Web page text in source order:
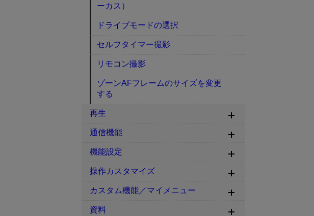
ーカス）
ドライブモードの選択
セルフタイマー撮影
リモコン撮影
ゾーンAFフレームのサイズを変更
する
再生
通信機能
機能設定
操作カスタマイズ
カスタム機能／マイメニュー
資料